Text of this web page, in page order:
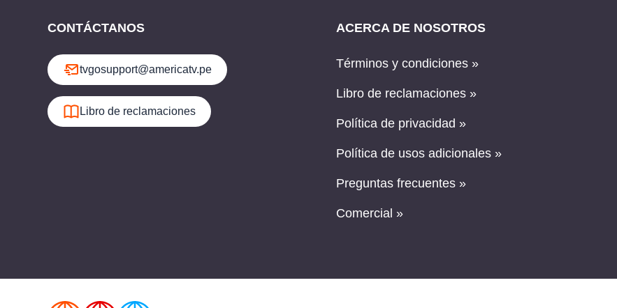
CONTÁCTANOS
tvgosupport@americatv.pe
Libro de reclamaciones
ACERCA DE NOSOTROS
Términos y condiciones »
Libro de reclamaciones »
Política de privacidad »
Política de usos adicionales »
Preguntas frecuentes »
Comercial »